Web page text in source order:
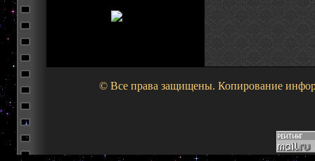
© Все права защищены. Копирование